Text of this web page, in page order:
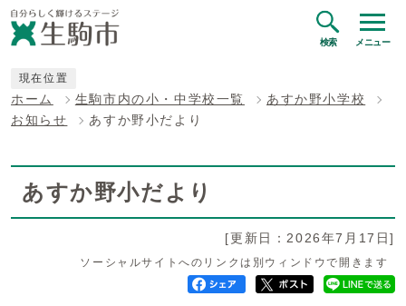
検索 メニュー
現在位置
ホーム 生駒市内の小・中学校一覧
あすか野小学校
お知らせ
あすか野小だより
あすか野小だより
[更新日：2026年7月17日]
ソーシャルサイトへのリンクは別ウィンドウで開きます